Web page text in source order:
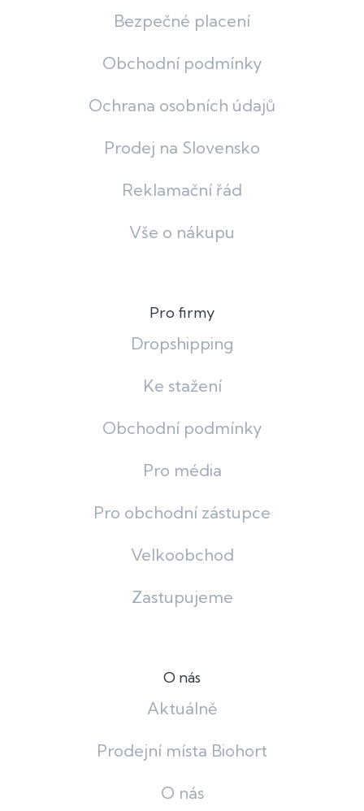
Bezpečné placení
Obchodní podmínky
Ochrana osobních údajů
Prodej na Slovensko
Reklamační řád
Vše o nákupu
Pro firmy
Dropshipping
Ke stažení
Obchodní podmínky
Pro média
Pro obchodní zástupce
Velkoobchod
Zastupujeme
O nás
Aktuálně
Prodejní místa Biohort
O nás